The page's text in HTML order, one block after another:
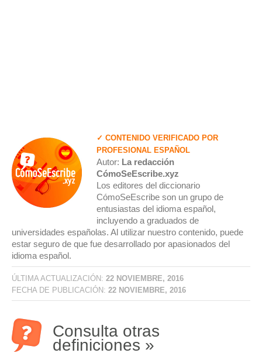
✓ CONTENIDO VERIFICADO POR
PROFESIONAL ESPAÑOL
Autor: La redacción
CómoSeEscribe.xyz
Los editores del diccionario
CómoSeEscribe son un grupo de
entusiastas del idioma español,
incluyendo a graduados de
universidades españolas. Al utilizar nuestro contenido, puede
estar seguro de que fue desarrollado por apasionados del
idioma español.
ÚLTIMA ACTUALIZACIÓN: 22 NOVIEMBRE, 2016
FECHA DE PUBLICACIÓN: 22 NOVIEMBRE, 2016
Consulta otras
definiciones »